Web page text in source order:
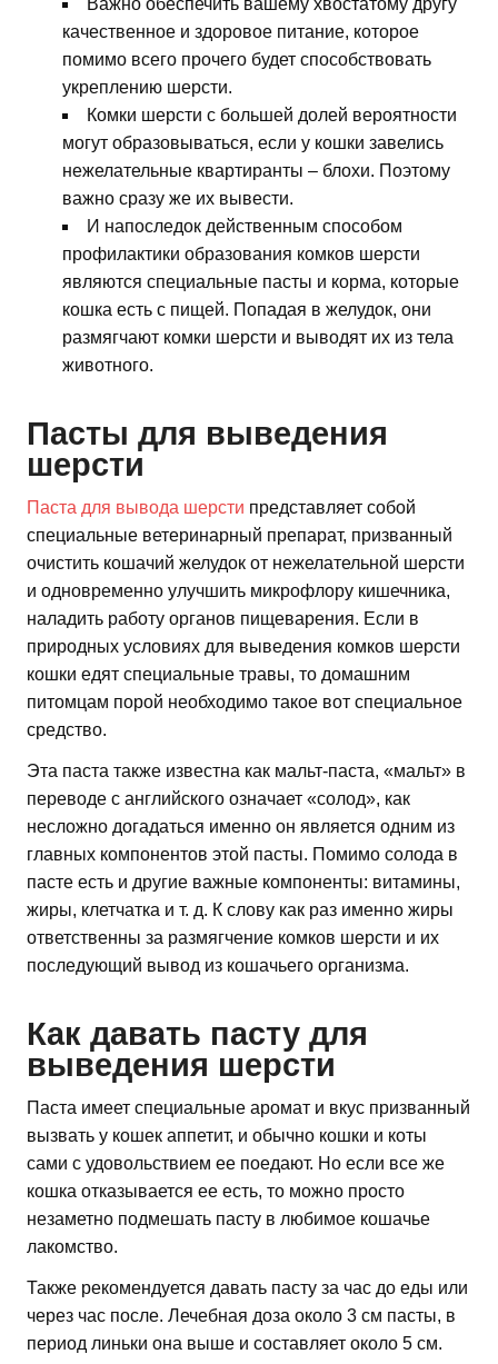
Важно обеспечить вашему хвостатому другу
качественное и здоровое питание, которое
помимо всего прочего будет способствовать
укреплению шерсти.
Комки шерсти с большей долей вероятности
могут образовываться, если у кошки завелись
нежелательные квартиранты – блохи. Поэтому
важно сразу же их вывести.
И напоследок действенным способом
профилактики образования комков шерсти
являются специальные пасты и корма, которые
кошка есть с пищей. Попадая в желудок, они
размягчают комки шерсти и выводят их из тела
животного.
Пасты для выведения
шерсти
Паста для вывода шерсти представляет собой
специальные ветеринарный препарат, призванный
очистить кошачий желудок от нежелательной шерсти
и одновременно улучшить микрофлору кишечника,
наладить работу органов пищеварения. Если в
природных условиях для выведения комков шерсти
кошки едят специальные травы, то домашним
питомцам порой необходимо такое вот специальное
средство.
Эта паста также известна как мальт-паста, «мальт» в
переводе с английского означает «солод», как
несложно догадаться именно он является одним из
главных компонентов этой пасты. Помимо солода в
пасте есть и другие важные компоненты: витамины,
жиры, клетчатка и т. д. К слову как раз именно жиры
ответственны за размягчение комков шерсти и их
последующий вывод из кошачьего организма.
Как давать пасту для
выведения шерсти
Паста имеет специальные аромат и вкус призванный
вызвать у кошек аппетит, и обычно кошки и коты
сами с удовольствием ее поедают. Но если все же
кошка отказывается ее есть, то можно просто
незаметно подмешать пасту в любимое кошачье
лакомство.
Также рекомендуется давать пасту за час до еды или
через час после. Лечебная доза около 3 см пасты, в
период линьки она выше и составляет около 5 см.